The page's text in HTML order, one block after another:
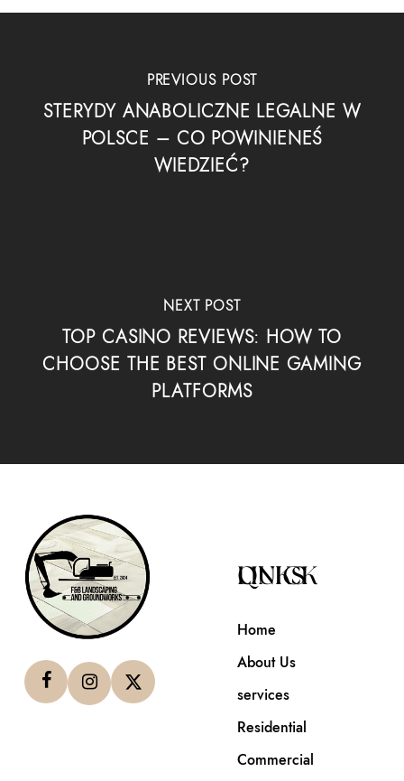
PREVIOUS POST
STERYDY ANABOLICZNE LEGALNE W
POLSCE – CO POWINIENEŚ
WIEDZIEĆ?
NEXT POST
TOP CASINO REVIEWS: HOW TO
CHOOSE THE BEST ONLINE GAMING
PLATFORMS
QUICK LINKS
Home
About Us
services
Residential
Commercial